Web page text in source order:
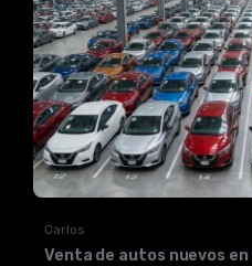
Carlos
Venta de autos nuevos